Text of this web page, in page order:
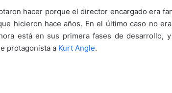
hacer porque el director encargado era
hicieron hace años. En el último caso no
está en sus primera fases de desarrollo,
protagonista a Kurt Angle.